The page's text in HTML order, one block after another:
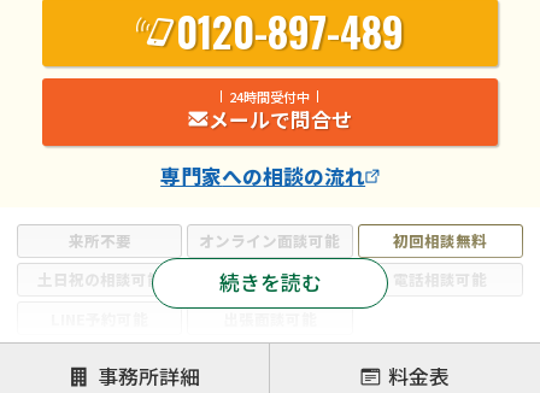
来所不要 オンライン面談可能
初回相談無料
土日祝の相談可能
19時以降電話可能
電話相談可能
注力案件
続きを読む
0120-897-489
24時間受付中
メールで問合せ
専門家への相談の流れ
事務所詳細 料金表